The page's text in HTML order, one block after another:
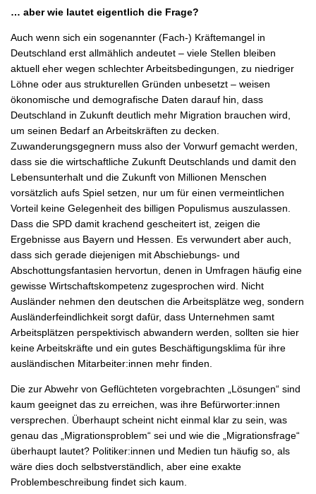
… aber wie lautet eigentlich die Frage?
Auch wenn sich ein sogenannter (Fach-) Kräftemangel in
Deutschland erst allmählich andeutet – viele Stellen bleiben
aktuell eher wegen schlechter Arbeitsbedingungen, zu niedriger
Löhne oder aus strukturellen Gründen unbesetzt – weisen
ökonomische und demografische Daten darauf hin, dass
Deutschland in Zukunft deutlich mehr Migration brauchen wird,
um seinen Bedarf an Arbeitskräften zu decken.
Zuwanderungsgegnern muss also der Vorwurf gemacht werden,
dass sie die wirtschaftliche Zukunft Deutschlands und damit den
Lebensunterhalt und die Zukunft von Millionen Menschen
vorsätzlich aufs Spiel setzen, nur um für einen vermeintlichen
Vorteil keine Gelegenheit des billigen Populismus auszulassen.
Dass die SPD damit krachend gescheitert ist, zeigen die
Ergebnisse aus Bayern und Hessen. Es verwundert aber auch,
dass sich gerade diejenigen mit Abschiebungs- und
Abschottungsfantasien hervortun, denen in Umfragen häufig eine
gewisse Wirtschaftskompetenz zugesprochen wird. Nicht
Ausländer nehmen den deutschen die Arbeitsplätze weg, sondern
Ausländerfeindlichkeit sorgt dafür, dass Unternehmen samt
Arbeitsplätzen perspektivisch abwandern werden, sollten sie hier
keine Arbeitskräfte und ein gutes Beschäftigungsklima für ihre
ausländischen Mitarbeiter:innen mehr finden.
Die zur Abwehr von Geflüchteten vorgebrachten „Lösungen“ sind
kaum geeignet das zu erreichen, was ihre Befürworter:innen
versprechen. Überhaupt scheint nicht einmal klar zu sein, was
genau das „Migrationsproblem“ sei und wie die „Migrationsfrage“
überhaupt lautet? Politiker:innen und Medien tun häufig so, als
wäre dies doch selbstverständlich, aber eine exakte
Problembeschreibung findet sich kaum.